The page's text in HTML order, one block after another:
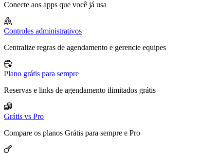
Conecte aos apps que você já usa
Controles administrativos
Centralize regras de agendamento e gerencie equipes
Plano grátis para sempre
Reservas e links de agendamento ilimitados grátis
Grátis vs Pro
Compare os planos Grátis para sempre e Pro